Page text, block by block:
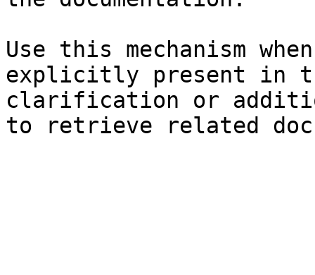
Use this mechanism
explicitly present in
clarification or